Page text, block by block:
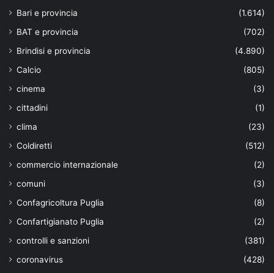
Bari e provincia
(1.614)
BAT e provincia
(702)
Brindisi e provincia
(4.890)
Calcio
(805)
cinema
(3)
cittadini
(1)
clima
(23)
Coldiretti
(512)
commercio internazionale
(2)
comuni
(3)
Confagricoltura Puglia
(8)
Confartigianato Puglia
(2)
controlli e sanzioni
(381)
coronavirus
(428)